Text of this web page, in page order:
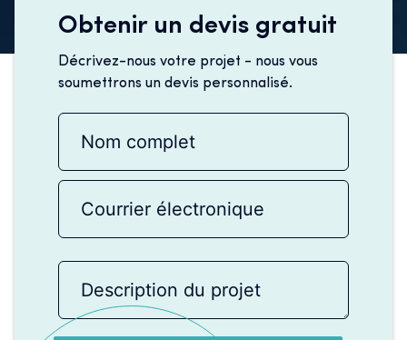
Obtenir un devis gratuit
Décrivez-nous votre projet - nous vous
soumettrons un devis personnalisé.